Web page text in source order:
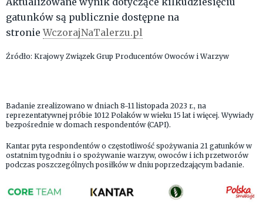
gatunków są publicznie dostępne na
stronieWczorajNaTalerzu.pl
Źródło: Krajowy Związek Grup Producentów Owoców i Warzyw
Badanie zrealizowano w dniach 8-11 listopada 2023 r., na
reprezentatywnej próbie 1012 Polaków w wieku 15 lat i więcej. Wywiady
bezpośrednie w domach respondentów (CAPI).
Kantar pyta respondentów o częstotliwość spożywania 21 gatunków w
ostatnim tygodniu i o spożywanie warzyw, owoców i ich przetworów
podczas poszczególnych posiłków w dniu poprzedzającym badanie.